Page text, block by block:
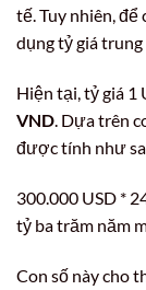
tế. Tuy nhiên, để
dụng tỷ giá
Hiện tại, tỷ giá 1
VND. Dựa trên
được tính như
300.000 USD *
tỷ ba trăm năm
Con số này cho